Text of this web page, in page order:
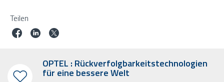
Teilen
OPTEL : Rückverfolgbarkeitstechnologien
für eine bessere Welt